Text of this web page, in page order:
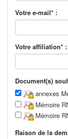
Votre e-mail* :
Votre affiliation* :
Document(s)
annexes
Mémoire
Mémoire
Raison de la